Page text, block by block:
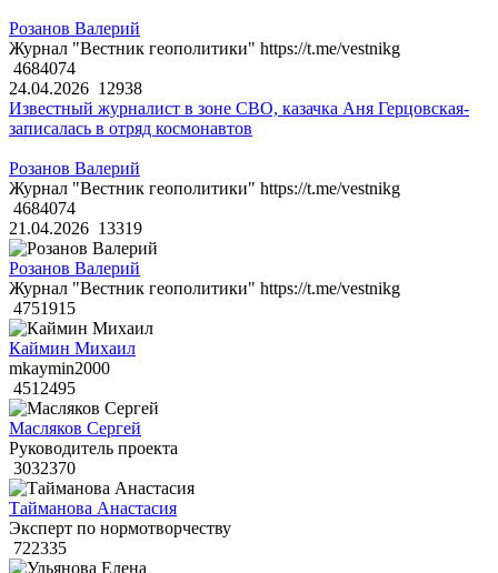
Розанов Валерий
Журнал "Вестник геополитики" https://t.me/vestnikg
4684074
24.04.2026 12938
Известный журналист в зоне СВО, казачка Аня Герцовская-
записалась в отряд космонавтов
Розанов Валерий
Журнал "Вестник геополитики" https://t.me/vestnikg
4684074
21.04.2026 13319
Розанов Валерий
Журнал "Вестник геополитики" https://t.me/vestnikg
4751915
Каймин Михаил
mkaymin2000
4512495
Масляков Сергей
Руководитель проекта
3032370
Тайманова Анастасия
Эксперт по нормотворчеству
722335